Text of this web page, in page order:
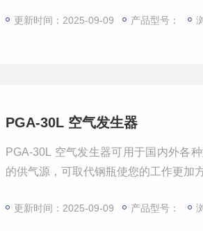
更新时间：2025-09-09 产品型号：
PGA-30L 空气发生器
PGA-30L 空气发生器可用于国内外各
的供气源，可取代钢瓶使您的工作更加
更新时间：2025-09-09 产品型号：